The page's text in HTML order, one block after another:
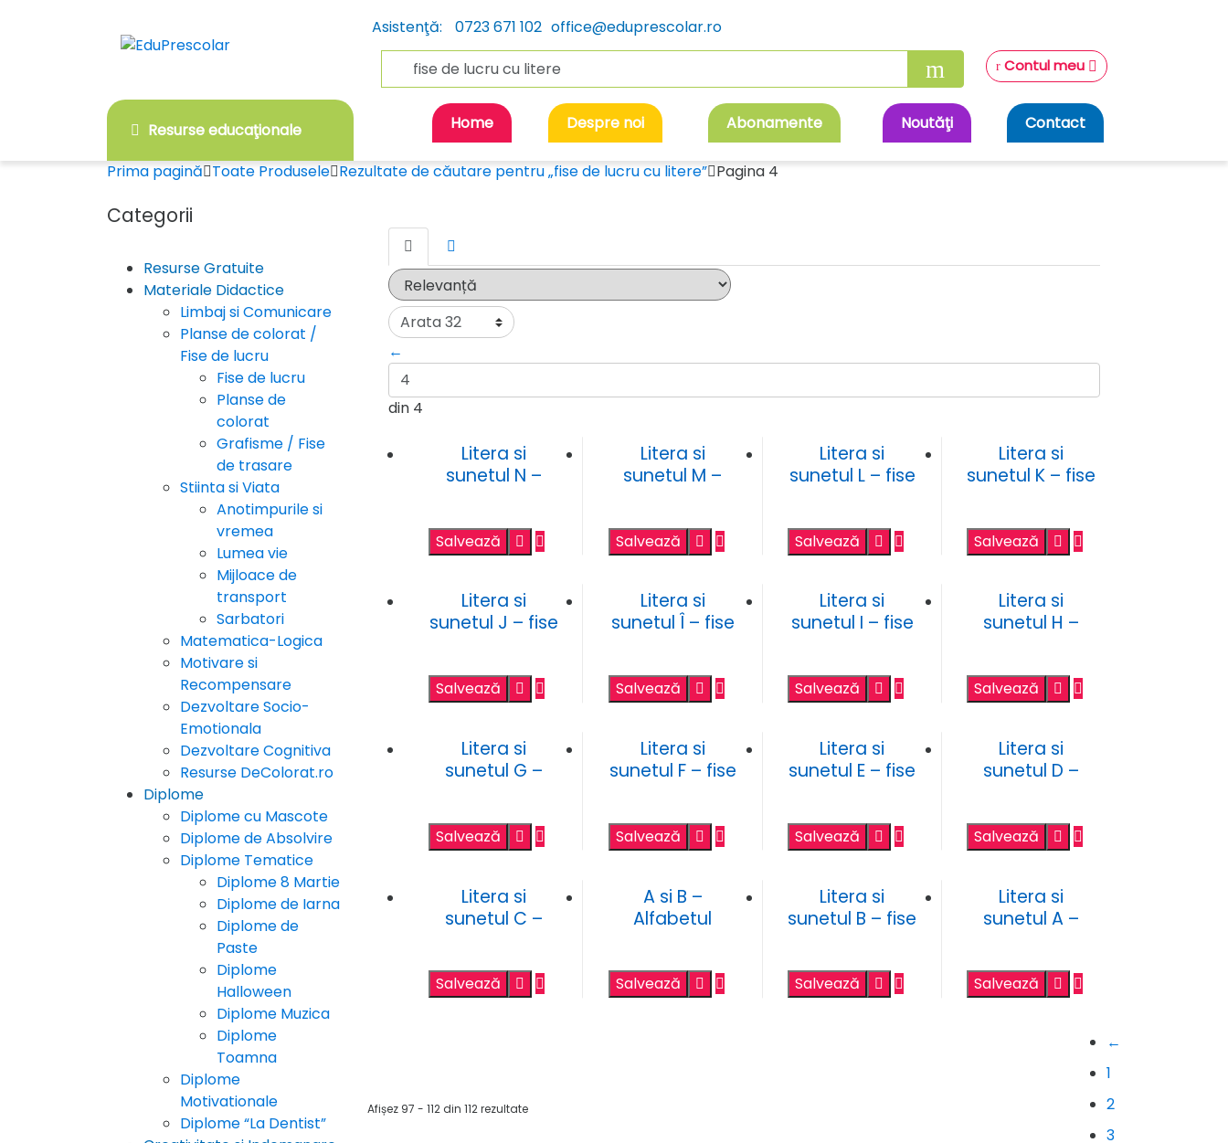
Asistenţă: 0723 671 102 office@eduprescolar.ro
Search
Contul meu
Resurse educaţionale Home Despre noi Abonamente Noutăţi Contact
Prima pagină Toate Produsele Rezultate de căutare pentru „fise de lucru cu litere” Pagina 4
←
din 4
Litera si
sunetul N –
Salvează
Litera si
sunetul M –
Salvează
Litera si
sunetul L – fise
Salvează
Litera si
sunetul K – fise
Salvează
Litera si
sunetul J – fise
Salvează
Litera si
sunetul Î – fise
Salvează
Litera si
sunetul I – fise
Salvează
Litera si
sunetul H –
Salvează
Litera si
sunetul G –
Salvează
Litera si
sunetul F – fise
Salvează
Litera si
sunetul E – fise
Salvează
Litera si
sunetul D –
Salvează
Litera si
sunetul C –
Salvează
A si B –
Alfabetul
colorat
Salvează
Litera si
sunetul B – fise
Salvează
Litera si
sunetul A –
Salvează
Afișez 97 - 112 din 112 rezultate
←
1
2
3
Categorii
Resurse Gratuite
Materiale Didactice
Limbaj si Comunicare
Planse de colorat /
Fise de lucru
Fise de lucru
Planse de
colorat
Grafisme / Fise
de trasare
Stiinta si Viata
Anotimpurile si
vremea
Lumea vie
Mijloace de
transport
Sarbatori
Matematica-Logica
Motivare si
Recompensare
Dezvoltare Socio-
Emotionala
Dezvoltare Cognitiva
Resurse DeColorat.ro
Diplome
Diplome cu Mascote
Diplome de Absolvire
Diplome Tematice
Diplome 8 Martie
Diplome de Iarna
Diplome de
Paste
Diplome
Halloween
Diplome Muzica
Diplome
Toamna
Diplome
Motivationale
Diplome “La Dentist”